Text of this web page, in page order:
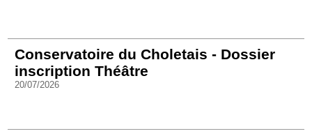
Conservatoire du Choletais - Dossier
inscription Théâtre
20/07/2026